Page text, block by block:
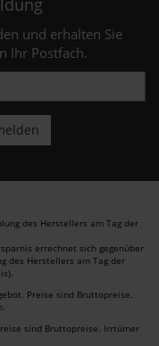
und erhalten Sie
Ihr Postfach.
des Herstellers am Tag der
errechnet sich gegenüber
des Herstellers am Tag der
Preise sind Bruttopreise.
sind Bruttopreise. Irrtümer